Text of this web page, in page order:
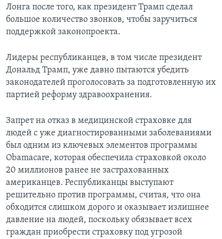
Лонга после того, как президент Трамп сделал
большое количество звонков, чтобы заручиться
поддержкой законопроекта.
Лидеры республиканцев, в том числе президент
Дональд Трамп, уже давно пытаются убедить
законодателей проголосовать за подготовленную их
партией реформу здравоохранения.
Запрет на отказ в медицинской страховке для
людей с уже диагностированными заболеваниями
был одним из ключевых элементов программы
Obamacare, которая обеспечила страховкой около
20 миллионов ранее не застрахованных
американцев. Республиканцы выступают
решительно против программы, считая, что она
обходится слишком дорого и оказывает излишнее
давление на людей, поскольку обязывает всех
граждан приобрести страховку под угрозой